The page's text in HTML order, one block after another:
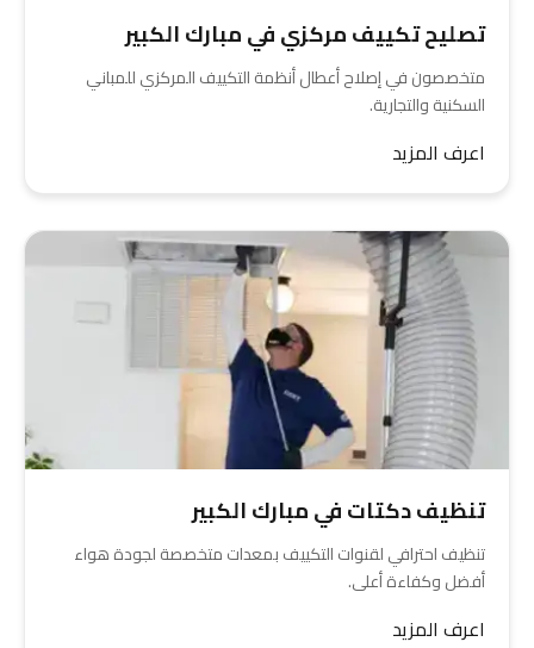
تصليح تكييف مركزي في مبارك الكبير
متخصصون في إصلاح أعطال أنظمة التكييف المركزي للمباني
السكنية والتجارية.
اعرف المزيد
تنظيف دكتات في مبارك الكبير
تنظيف احترافي لقنوات التكييف بمعدات متخصصة لجودة هواء
أفضل وكفاءة أعلى.
اعرف المزيد